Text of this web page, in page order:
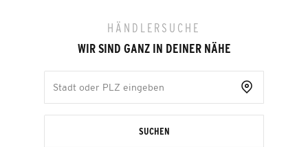
HÄNDLERSUCHE
WIR SIND GANZ IN DEINER NÄHE
SUCHEN